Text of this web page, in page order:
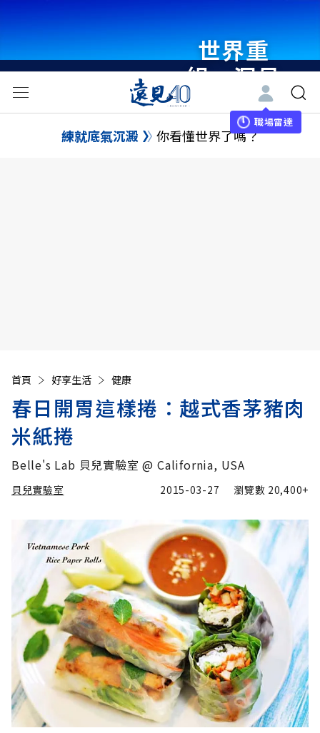
世界重
組・洞見
未來 與
世界領袖
職場雷達
練就底氣沉澱 你看懂世界了嗎？
首頁 好享生活 健康
春日開胃這樣捲：越式香茅豬肉
米紙捲
Belle's Lab 貝兒實驗室 @ California, USA
貝兒實驗室 2015-03-27 瀏覽數 20,400+